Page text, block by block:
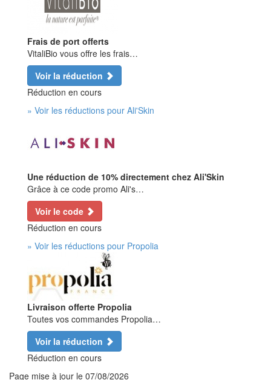
Frais de port offerts
VitaliBio vous offre les frais…
Voir la réduction
Réduction en cours
» Voir les réductions pour Ali'Skin
Une réduction de 10% directement chez Ali'Skin
Grâce à ce code promo Ali's…
Voir le code
Réduction en cours
» Voir les réductions pour Propolia
Livraison offerte Propolia
Toutes vos commandes Propolia…
Voir la réduction
Réduction en cours
Page mise à jour le 07/08/2026